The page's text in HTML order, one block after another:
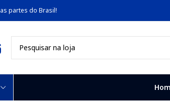
partes do Brasil!